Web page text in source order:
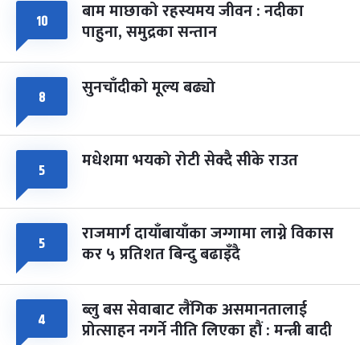
८
सोम
फागुपूर्णिमा
चैत्र ८, २०८३-Mar 22, 2027
७ महिना बाँकी
१० बाम माछाको रहस्यमय जीवन : नदीका
पाहुना, समुद्रका सन्तान
८ सुनचाँदीको मूल्य बढ्यो
५ मधेशमा भयको रोटी सेक्दै सीके राउत
५ राजमार्ग दायाँबायाँका जग्गामा लाग्ने विकास
कर ५ प्रतिशत बिन्दु बढाइँदै
४ ब्लु बस सेवाबाट लैंगिक असमानतालाई
प्रोत्साहन नगर्ने नीति लिएका हौं : मन्त्री बादी